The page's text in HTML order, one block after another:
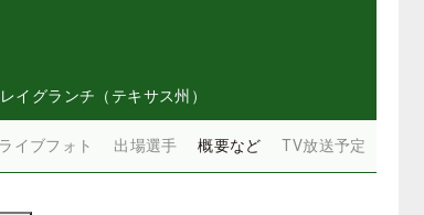
イグランチ（テキサス州）
ライブフォト 出場選手 概要など TV放送予定